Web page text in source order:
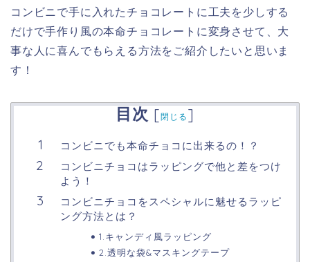
コンビニで手に入れたチョコレートに工夫を少しする
だけで手作り風の本命チョコレートに変身させて、大
事な人に喜んでもらえる方法をご紹介したいと思いま
す！
目次 [閉じる ]
コンビニでも本命チョコに出来るの！？
コンビニチョコはラッピングで他と差をつけ
よう！
コンビニチョコをスペシャルに魅せるラッピ
ング方法とは？
1.キャンディ風ラッピング
2.透明な袋&マスキングテープ